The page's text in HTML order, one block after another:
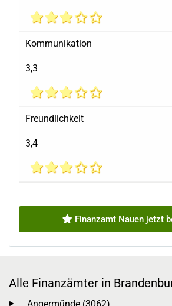
Kommunikation
3,3
Freundlichkeit
3,4
Finanzamt Nauen jetzt
Alle Finanzämter in
Angermünde (3062)